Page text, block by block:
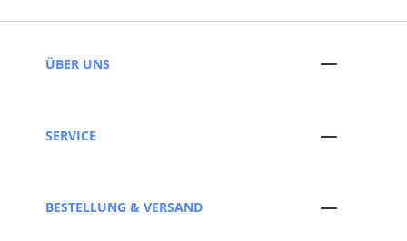
ÜBER UNS
SERVICE
BESTELLUNG & VERSAND